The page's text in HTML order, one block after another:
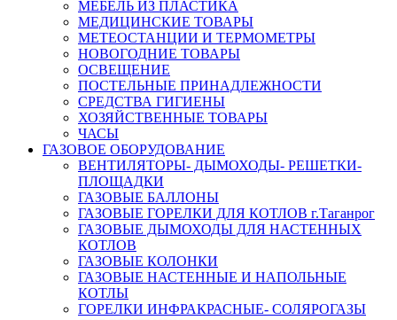
МЕБЕЛЬ ИЗ ПЛАСТИКА
МЕДИЦИНСКИЕ ТОВАРЫ
МЕТЕОСТАНЦИИ И ТЕРМОМЕТРЫ
НОВОГОДНИЕ ТОВАРЫ
ОСВЕЩЕНИЕ
ПОСТЕЛЬНЫЕ ПРИНАДЛЕЖНОСТИ
СРЕДСТВА ГИГИЕНЫ
ХОЗЯЙСТВЕННЫЕ ТОВАРЫ
ЧАСЫ
ГАЗОВОЕ ОБОРУДОВАНИЕ
ВЕНТИЛЯТОРЫ- ДЫМОХОДЫ- РЕШЕТКИ-
ПЛОЩАДКИ
ГАЗОВЫЕ БАЛЛОНЫ
ГАЗОВЫЕ ГОРЕЛКИ ДЛЯ КОТЛОВ г.Таганрог
ГАЗОВЫЕ ДЫМОХОДЫ ДЛЯ НАСТЕННЫХ
КОТЛОВ
ГАЗОВЫЕ КОЛОНКИ
ГАЗОВЫЕ НАСТЕННЫЕ И НАПОЛЬНЫЕ
КОТЛЫ
ГОРЕЛКИ ИНФРАКРАСНЫЕ- СОЛЯРОГАЗЫ